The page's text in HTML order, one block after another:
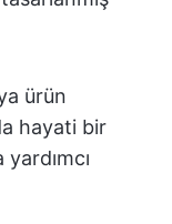
ürün
hayati bir